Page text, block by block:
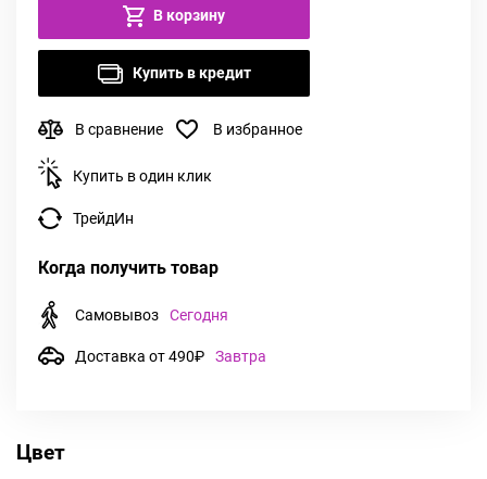
В корзину
Купить в кредит
В сравнение В избранное
Купить в один клик
ТрейдИн
Когда получить товар
Самовывоз Сегодня
Доставка от 490₽ Завтра
Цвет